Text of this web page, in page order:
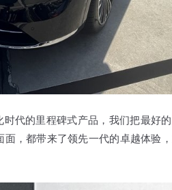
代的里程碑式产品，我们把最好
，都带来了领先一代的卓越体验